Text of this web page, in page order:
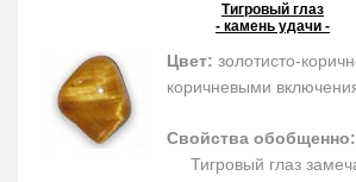
Тигровый глаз
- камень удачи -
Цвет: золотисто-
коричневыми
Свойства обобщенно:
Тигровый глаз